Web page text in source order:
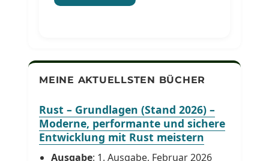
MEINE AKTUELLSTEN BÜCHER
Rust – Grundlagen (Stand 2026) –
Moderne, performante und sichere
Entwicklung mit Rust meistern
Ausgabe: 1. Ausgabe, Februar 2026